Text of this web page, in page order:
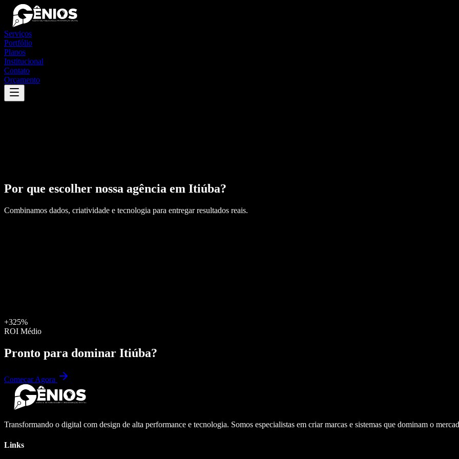
Serviços
Portfólio
Planos
Institucional
Contato
Orçamento
Por que escolher nossa agência em Itiúba?
Combinamos dados, criatividade e tecnologia para entregar resultados reais.
+325%
ROI Médio
Pronto para dominar Itiúba?
Começar Agora
Transformando o digital com design de alta performance e tecnologia. Somos especialistas em criar marcas e sistemas que dominam o
Links